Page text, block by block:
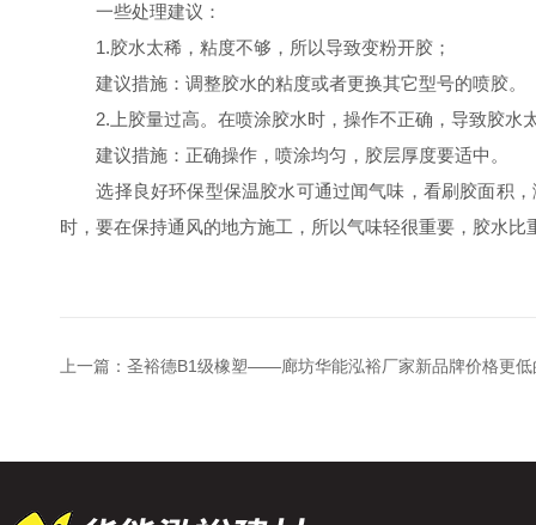
一些处理建议：
1.胶水太稀，粘度不够，所以导致变粉开胶；
建议措施：调整胶水的粘度或者更换其它型号的喷胶。
2.上胶量过高。在喷涂胶水时，操作不正确，导致胶水
建议措施：正确操作，喷涂均匀，胶层厚度要适中。
选择良好环保型保温胶水可通过闻气味，看刷胶面积，
时，要在保持通风的地方施工，所以气味轻很重要，胶水
上一篇： 圣裕德B1级橡塑——廊坊华能泓裕厂家新品牌价格更低